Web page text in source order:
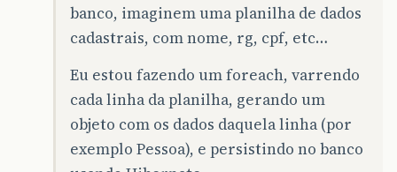
banco, imaginem uma planilha de dados
cadastrais, com nome, rg, cpf, etc…
Eu estou fazendo um foreach, varrendo
cada linha da planilha, gerando um
objeto com os dados daquela linha (por
exemplo Pessoa), e persistindo no banco